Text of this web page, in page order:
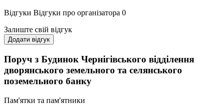
Відгуки Відгуки про організатора 0
Залиште свій відгук
Додати відгук
Поруч з Будинок Чернігівського відділення
дворянського земельного та селянського
поземельного банку
Пам'ятки та пам'ятники